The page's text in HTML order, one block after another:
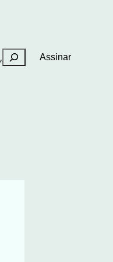
, PesquisarAssinar